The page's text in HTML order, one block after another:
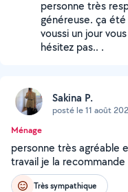
personne très
généreuse. ça
voussi un jour
hésitez pas.. .
Sakina P.
posté le 11 août
Ménage
personne très agréable
travail je la
Très sympathique